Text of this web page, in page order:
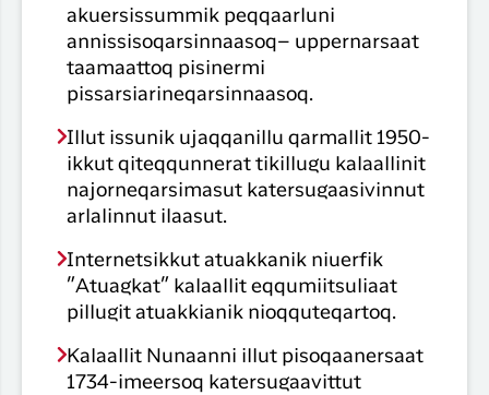
akuersissummik peqqaarluni
annissisoqarsinnaasoq– uppernarsaat
taamaattoq pisinermi
pissarsiarineqarsinnaasoq.
Illut issunik ujaqqanillu qarmallit 1950-
ikkut qiteqqunnerat tikillugu kalaallinit
najorneqarsimasut katersugaasivinnut
arlalinnut ilaasut.
Internetsikkut atuakkanik niuerfik
”Atuagkat” kalaallit eqqumiitsuliaat
pillugit atuakkianik nioqquteqartoq.
Kalaallit Nunaanni illut pisoqaanersaat
1734-imeersoq katersugaavittut